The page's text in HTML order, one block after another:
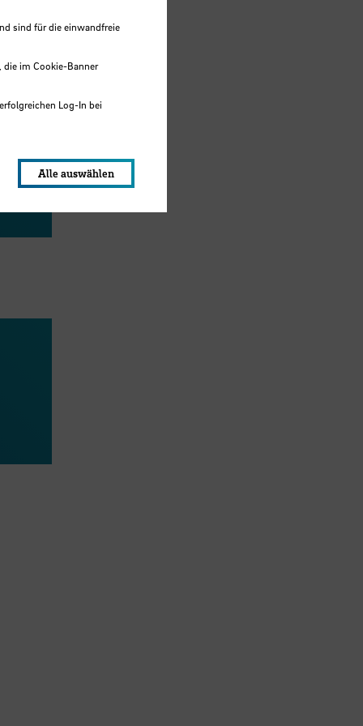
sind für die einwandfreie
die im Cookie-Banner
Log-In bei
Alle auswählen